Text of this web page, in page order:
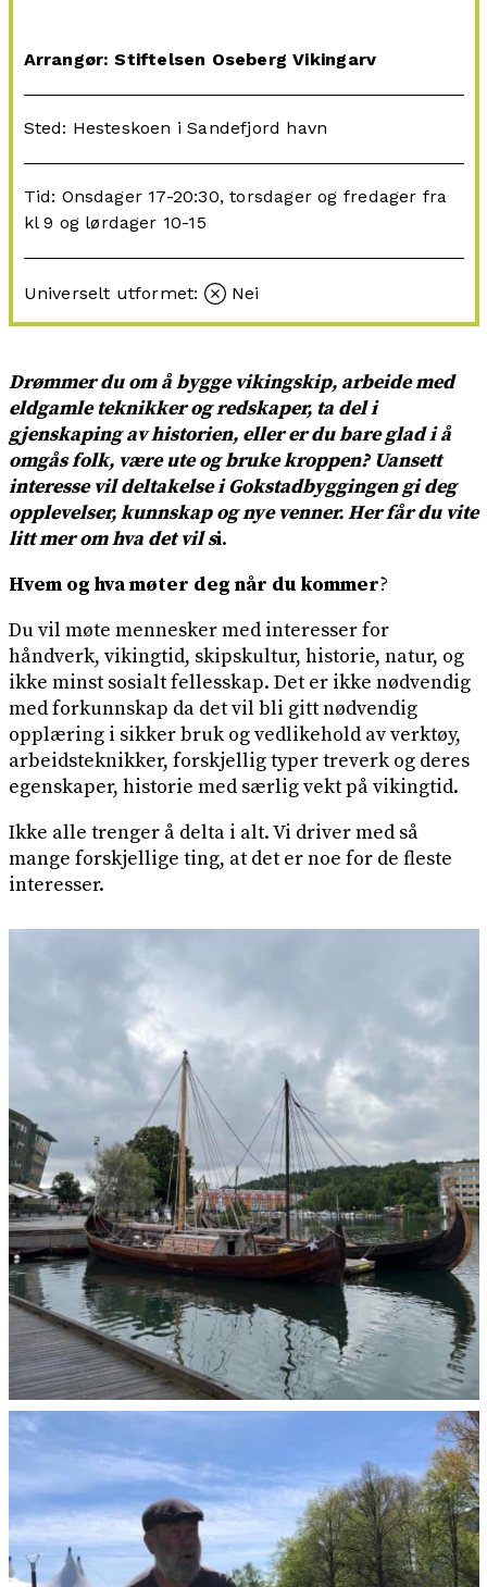
Arrangør: Stiftelsen Oseberg Vikingarv
Sted: Hesteskoen i Sandefjord havn
Tid: Onsdager 17-20:30, torsdager og fredager fra
kl 9 og lørdager 10-15
Universelt utformet: Nei
Drømmer du om å bygge vikingskip, arbeide med
eldgamle teknikker og redskaper, ta del i
gjenskaping av historien, eller er du bare glad i å
omgås folk, være ute og bruke kroppen? Uansett
interesse vil deltakelse i Gokstadbyggingen gi deg
opplevelser, kunnskap og nye venner. Her får du vite
litt mer om hva det vil si.
Hvem og hva møter deg når du kommer?
Du vil møte mennesker med interesser for
håndverk, vikingtid, skipskultur, historie, natur, og
ikke minst sosialt fellesskap. Det er ikke nødvendig
med forkunnskap da det vil bli gitt nødvendig
opplæring i sikker bruk og vedlikehold av verktøy,
arbeidsteknikker, forskjellig typer treverk og deres
egenskaper, historie med særlig vekt på vikingtid.
Ikke alle trenger å delta i alt. Vi driver med så
mange forskjellige ting, at det er noe for de fleste
interesser.